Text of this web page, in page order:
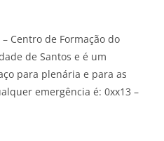
– Centro de Formação do
de Santos e é um
para plenária e para as
emergência é: 0xx13 –